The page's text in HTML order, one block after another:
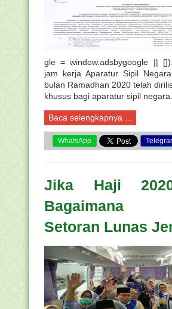
gle = window.adsbygoogle ||
jam kerja Aparatur Sipil
bulan Ramadhan 2020 telah
khusus bagi aparatur sipil negara...
Baca selengkapnya ...
WhatsApp
Jika Haji
Bagaimana
Setoran Lunas